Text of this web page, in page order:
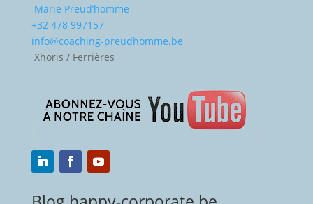
Marie Preud’homme
+32 478 997157
info@coaching-preudhomme.be
Xhoris / Ferrières